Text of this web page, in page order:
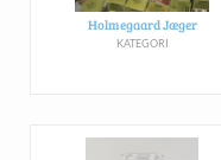
Holmegaard Jæger
KATEGORI